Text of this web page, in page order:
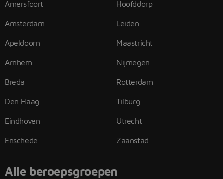
Amersfoort
Amsterdam
Apeldoorn
Arnhem
Breda
Den Haag
Eindhoven
Enschede
Hoofddorp
Leiden
Maastricht
Nijmegen
Rotterdam
Tilburg
Utrecht
Zaanstad
Alle beroepsgroepen